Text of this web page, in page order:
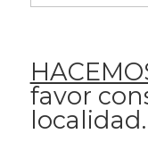
favor